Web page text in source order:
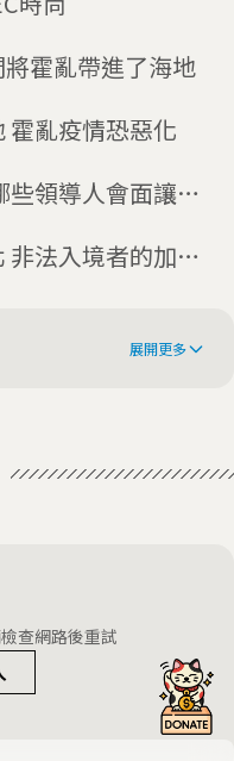
霍亂帶進了海地
霍亂疫情恐惡化
展開更多
to know
Assassinated in
a Fragile
to Cooperating
Prime Minister
查網路後重試